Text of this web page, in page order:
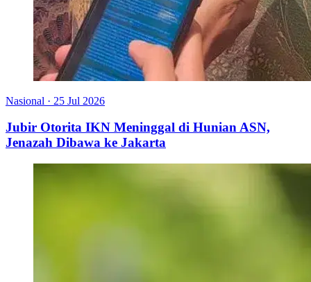
Nasional · 25 Jul 2026
Jubir Otorita IKN Meninggal di Hunian ASN,
Jenazah Dibawa ke Jakarta